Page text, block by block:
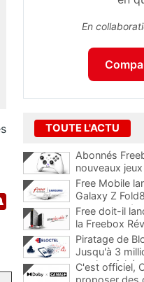
En
TOUTE L'ACTU
Abonnés
nouveaux
Free Mobile
Galaxy Z
promos et
Free doit-il
la Freebox
Piratage de
Jusqu'à 3
auraient fuité
C'est officiel,
proposer des